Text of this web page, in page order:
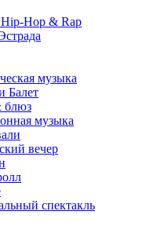
Hop & Rap
музыка
Балет
блюз
музыка
вечер
спектакль